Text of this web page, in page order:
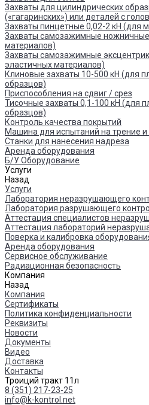
Захваты для цилиндрических
(«гагаринских») или деталей с
Захваты пинцетные 0,02-2 кН (для
Захваты самозажимные
материалов)
Захваты самозажимные
эластичных материалов)
Клиновые захваты 10-500 кН (для
образцов)
Приспособления на сдвиг / срез
Тисочные захваты 0,1-100 кН (для
образцов)
Контроль качества покрытий
Машина для испытаний на трение и
Cтанки для нанесения надреза
Аренда оборудования
Б/У Оборудование
Услуги
Назад
Услуги
Лаборатория неразрушающего
Лаборатория разрушающего
Аттестация специалистов
Аттестация лабораторий
Поверка и калибровка
Аренда оборудования
Сервисное обслуживание
Радиационная безопасность
Компания
Назад
Компания
Сертификаты
Политика конфиденциальности
Реквизиты
Новости
Документы
Видео
Доставка
Контакты
Троиций тракт 11л
8 (351) 217-23-25
info@k-kontrol.net